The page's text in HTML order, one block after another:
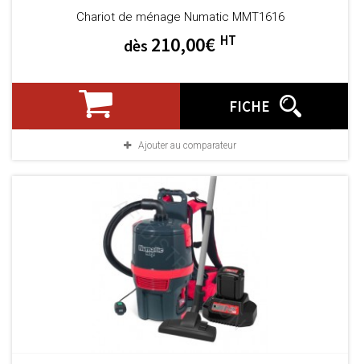
Chariot de ménage Numatic MMT1616
dès 210,00€ HT
FICHE
Ajouter au comparateur